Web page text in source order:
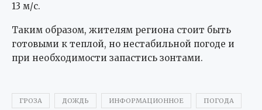
13 м/с.
Таким образом, жителям региона стоит быть
готовыми к теплой, но нестабильной погоде и
при необходимости запастись зонтами.
ГРОЗА ДОЖДЬ ИНФОРМАЦИОННОЕ ПОГОДА